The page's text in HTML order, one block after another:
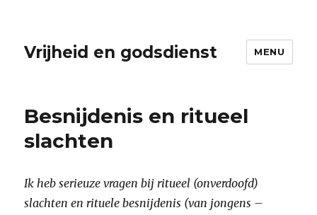
Vrijheid en godsdienst MENU
Besnijdenis en ritueel
slachten
Ik heb serieuze vragen bij ritueel (onverdoofd)
slachten en rituele besnijdenis (van jongens –